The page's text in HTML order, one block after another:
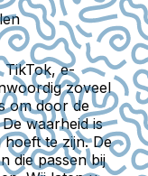
TikTok, e-
zoveel
om door de
waarheid is
te zijn. De
die passen bij